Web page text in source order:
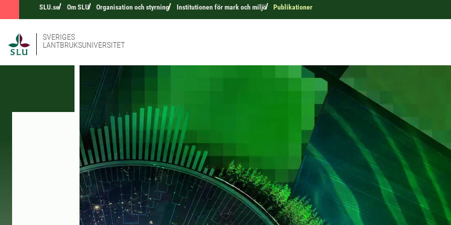
SLU.se Om SLU Organisation och styrning Institutionen för mark och miljö Publikationer
SVERIGES
LANTBRUKSUNIVERSITET